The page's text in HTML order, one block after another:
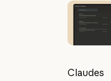
Claudes